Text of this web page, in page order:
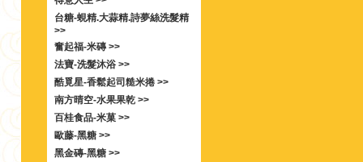
台糖-蜆精.大蒜精.詩夢絲洗髮精
>>
奮起福-米磚 >>
法寶-洗髮沐浴 >>
酷覓星-香鬆起司糙米捲 >>
南方晴空-水果果乾 >>
百桂食品-米菓 >>
歐藤-黑糖 >>
黑金磚-黑糖 >>